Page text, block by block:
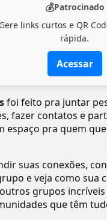
💰Patrocinado
Gere links curtos e QR
rápida.
Acessar
foi feito pra juntar
fazer contatos e
espaço pra quem
suas conexões,
e veja como
grupos
que têm